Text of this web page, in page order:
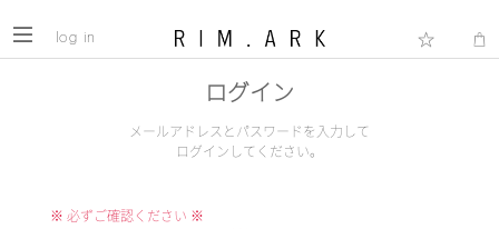
log in
ログイン
メールアドレスとパスワードを入力して
ログインしてください。
※ 必ずご確認ください ※